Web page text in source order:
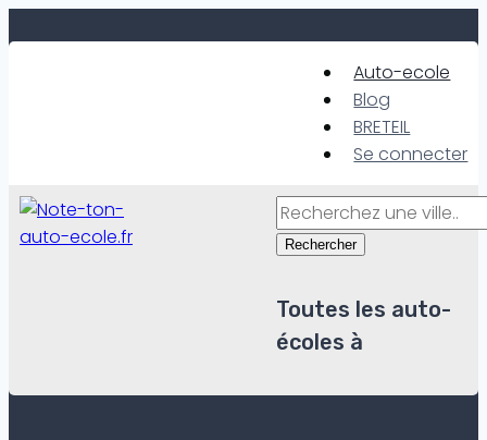
to
Auto-ecole
Blog
BRETEIL
Se connecter
Rechercher
Toutes les auto-
écoles à